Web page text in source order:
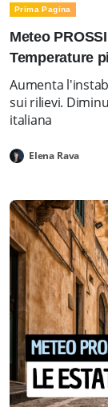
Prima Pagina
Meteo
Temperature
Aumenta
sui rilievi.
italiana
Elena Rava